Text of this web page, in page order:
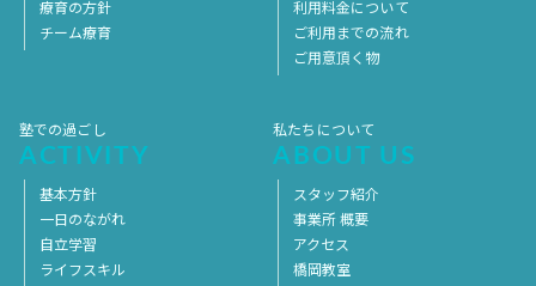
療育の方針
チーム療育
利用料金について
ご利用までの流れ
ご用意頂く物
塾での過ごし
ACTIVITY
基本方針
一日のながれ
自立学習
ライフスキル
私たちについて
ABOUT US
スタッフ紹介
事業所 概要
アクセス
橋岡教室